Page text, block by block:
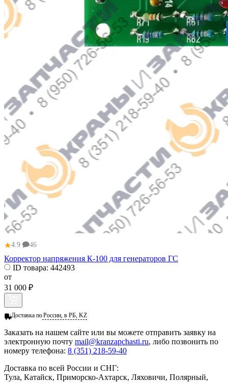
★4.9 46
Корректор напряжения К-100 для генераторов ГС
ID товара: 442493
от
31 000 ₽
Доставка поРоссии, в РБ, KZ
Заказать на нашем сайте или вы можете отправить заявку на
электронную почту mail@kranzapchasti.ru, либо позвонить по
номеру телефона: 8 (351) 218-59-40
Доставка по всей России и СНГ:
Тула, Катайск, Приморско-Ахтарск, Ляховичи, Полярный,